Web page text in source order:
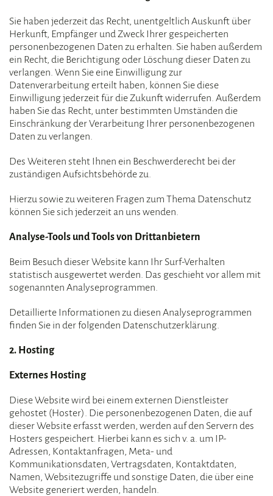
Sie haben jederzeit das Recht, unentgeltlich Auskunft über
Herkunft, Empfänger und Zweck Ihrer gespeicherten
personenbezogenen Daten zu erhalten. Sie haben außerdem
ein Recht, die Berichtigung oder Löschung dieser Daten zu
verlangen. Wenn Sie eine Einwilligung zur
Datenverarbeitung erteilt haben, können Sie diese
Einwilligung jederzeit für die Zukunft widerrufen. Außerdem
haben Sie das Recht, unter bestimmten Umständen die
Einschränkung der Verarbeitung Ihrer personenbezogenen
Daten zu verlangen.
Des Weiteren steht Ihnen ein Beschwerderecht bei der
zuständigen Aufsichtsbehörde zu.
Hierzu sowie zu weiteren Fragen zum Thema Datenschutz
können Sie sich jederzeit an uns wenden.
Analyse-Tools und Tools von Drittanbietern
Beim Besuch dieser Website kann Ihr Surf-Verhalten
statistisch ausgewertet werden. Das geschieht vor allem mit
sogenannten Analyseprogrammen.
Detaillierte Informationen zu diesen Analyseprogrammen
finden Sie in der folgenden Datenschutzerklärung.
2. Hosting
Externes Hosting
Diese Website wird bei einem externen Dienstleister
gehostet (Hoster). Die personenbezogenen Daten, die auf
dieser Website erfasst werden, werden auf den Servern des
Hosters gespeichert. Hierbei kann es sich v. a. um IP-
Adressen, Kontaktanfragen, Meta- und
Kommunikationsdaten, Vertragsdaten, Kontaktdaten,
Namen, Websitezugriffe und sonstige Daten, die über eine
Website generiert werden, handeln.